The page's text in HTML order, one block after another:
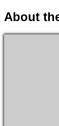
About